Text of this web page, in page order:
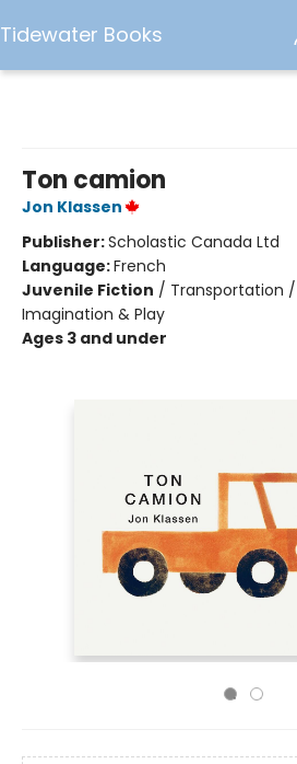
Tidewater Books
Ton camion
Jon Klassen
Publisher:Scholastic Canada Ltd
Language:French
Juvenile Fiction / Transportation
Imagination & Play
Ages 3 and under